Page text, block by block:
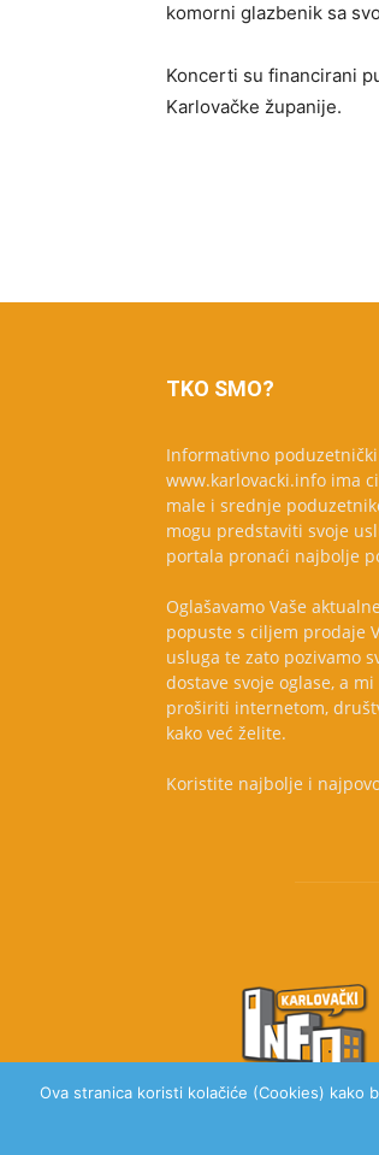
komorni glazbenik sa
Koncerti su financirani
Karlovačke županije.
TKO SMO?
Informativno
www.karlovacki.info ima
male i srednje
mogu predstaviti svoje
portala pronaći najbolje
Oglašavamo Vaše
popuste s ciljem prodaje
usluga te zato pozivamo
dostave svoje oglase, a
proširiti internetom,
kako već želite.
Koristite najbolje i
Ova stranica koristi kolačiće (Cookies) kako